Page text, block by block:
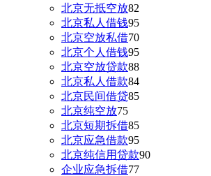
北京无抵空放82
北京私人借钱95
北京空放私借70
北京个人借钱95
北京空放贷款88
北京私人借款84
北京民间借贷85
北京纯空放75
北京短期拆借85
北京应急借款95
北京纯信用贷款90
企业应急拆借77